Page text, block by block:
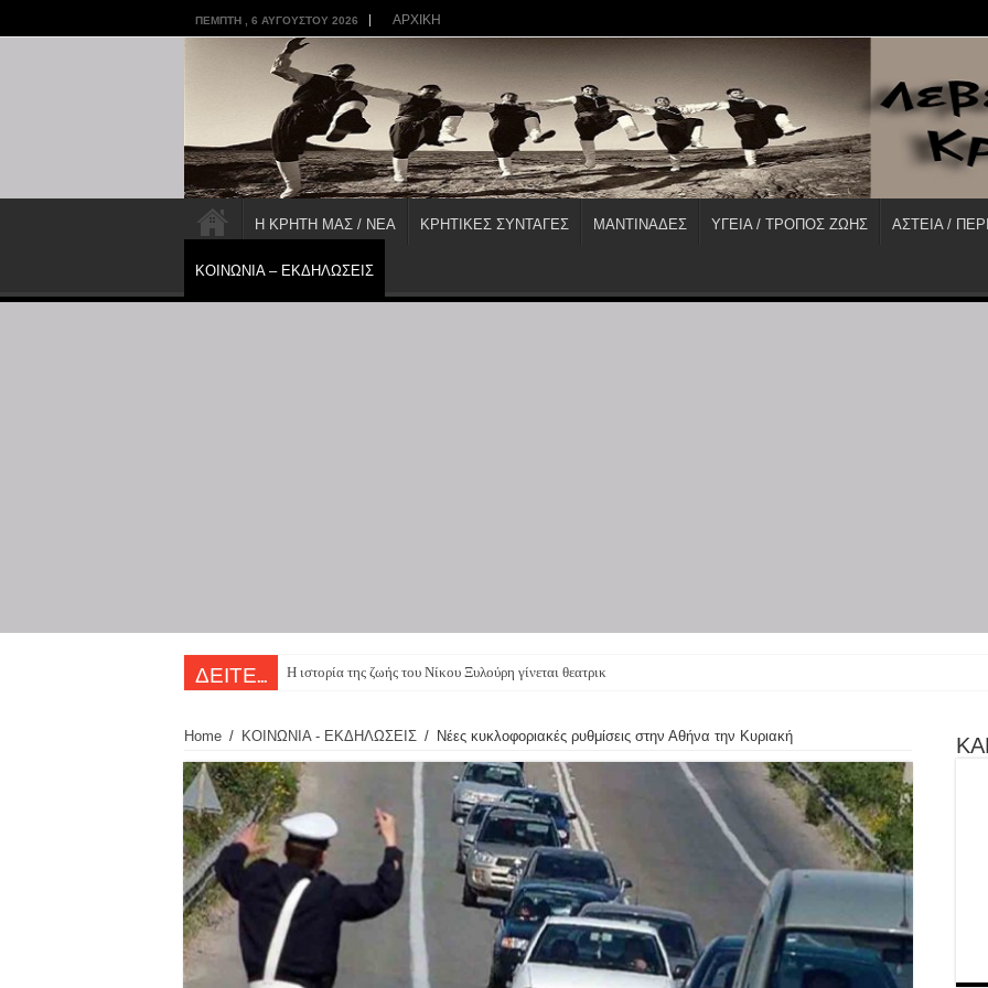
ΠΈΜΠΤΗ , 6 ΑΥΓΟΎΣΤΟΥ 2026 ΑΡΧΙΚΗ
Η ΚΡΗΤΗ ΜΑΣ / ΝΕΑ ΚΡΗΤΙΚΕΣ ΣΥΝΤΑΓΕΣ ΜΑΝΤΙΝΑΔΕΣ ΥΓΕΙΑ / ΤΡΟΠΟΣ ΖΩΗΣ ΑΣΤΕΙΑ /
ΚΟΙΝΩΝΙΑ – ΕΚΔΗΛΩΣΕΙΣ
ΔΕΙΤΕ... Η ιστορία της ζωής του Νίκου Ξυλούρη γίνεται θεατρική παράστασ
Home / ΚΟΙΝΩΝΙΑ - ΕΚΔΗΛΩΣΕΙΣ / Νέες κυκλοφοριακές ρυθμίσεις στην Αθήνα την Κυριακή